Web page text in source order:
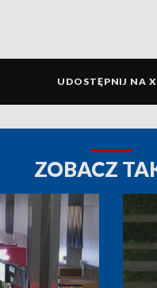
UDOSTĘPNIJ NA X
ZOBACZ